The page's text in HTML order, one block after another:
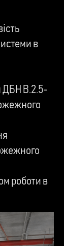
в
ДБН В.2.5-
роботи в